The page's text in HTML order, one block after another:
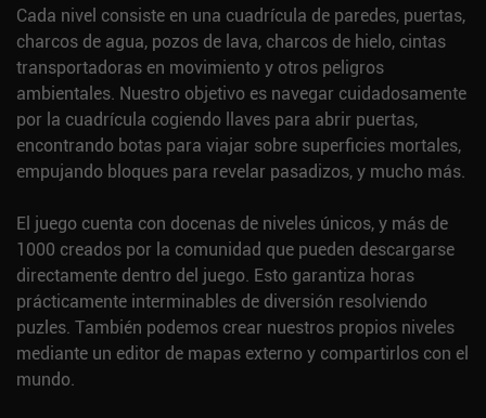
Cada nivel consiste en una cuadrícula de paredes, puertas,
charcos de agua, pozos de lava, charcos de hielo, cintas
transportadoras en movimiento y otros peligros
ambientales. Nuestro objetivo es navegar cuidadosamente
por la cuadrícula cogiendo llaves para abrir puertas,
encontrando botas para viajar sobre superficies mortales,
empujando bloques para revelar pasadizos, y mucho más.
El juego cuenta con docenas de niveles únicos, y más de
1000 creados por la comunidad que pueden descargarse
directamente dentro del juego. Esto garantiza horas
prácticamente interminables de diversión resolviendo
puzles. También podemos crear nuestros propios niveles
mediante un editor de mapas externo y compartirlos con el
mundo.